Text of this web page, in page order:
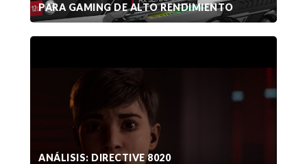
PARA GAMING DE ALTO RENDIMIENTO
ANÁLISIS: DIRECTIVE 8020